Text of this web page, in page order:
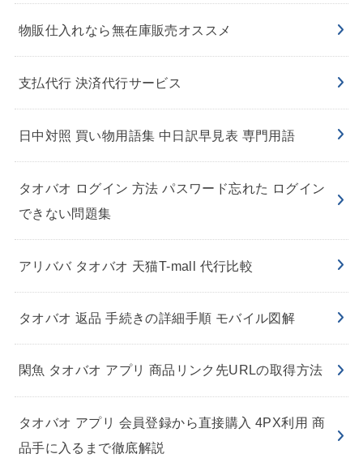
物販仕入れなら無在庫販売オススメ
支払代行 決済代行サービス
日中対照 買い物用語集 中日訳早見表 専門用語
タオバオ ログイン 方法 パスワード忘れた ログイン
できない問題集
アリババ タオバオ 天猫T-mall 代行比較
タオバオ 返品 手続きの詳細手順 モバイル図解
閑魚 タオバオ アプリ 商品リンク先URLの取得方法
タオバオ アプリ 会員登録から直接購入 4PX利用 商
品手に入るまで徹底解説